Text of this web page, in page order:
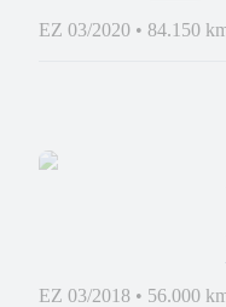
EZ 03/2020 • 84.150
EZ 03/2018 • 56.000